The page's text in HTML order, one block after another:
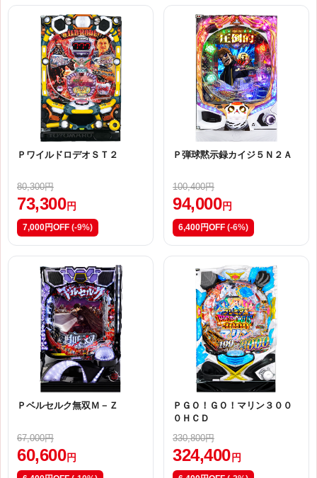
ＰワイルドロデオＳＴ２
80,300円
73,300 円
7,000円OFF (-9%)
Ｐ弾球黙示録カイジ５Ｎ２Ａ
100,400円
94,000 円
6,400円OFF (-6%)
Ｐベルセルク無双Ｍ－Ｚ
67,000円
60,600 円
ＰＧＯ！ＧＯ！マリン３００
０ＨＣＤ
330,800円
324,400 円